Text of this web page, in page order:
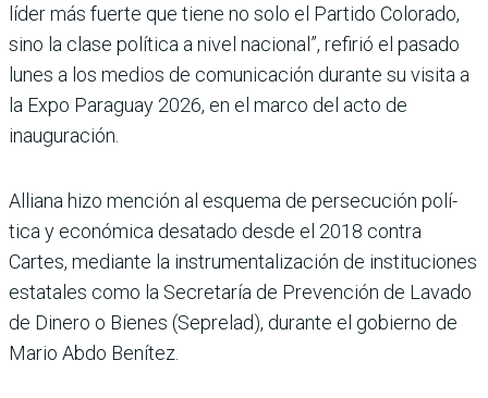
líder más fuerte que tiene no solo el Partido Colorado,
sino la clase política a nivel nacio­nal”, refirió el pasado
lunes a los medios de comunicación durante su visita a
la Expo Paraguay 2026, en el marco del acto de
inauguración.
Alliana hizo mención al esquema de persecución polí­
tica y económica desatado desde el 2018 contra
Cartes, mediante la instrumentali­zación de instituciones
esta­tales como la Secretaría de Prevención de Lavado
de Dinero o Bienes (Seprelad), durante el gobierno de
Mario Abdo Benítez.